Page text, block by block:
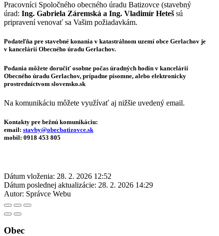
Pracovníci Spoločného obecného úradu Batizovce (stavebný
úrad: Ing. Gabriela Záremská a Ing. Vladimír Heteš sú
pripravení venovať sa Vašim požiadavkám.
Podateľňa pre stavebné konania v katastrálnom uzemí obce Gerlachov je
v kancelárií Obecného úradu Gerlachov.
Podania môžete doručiť osobne počas úradných hodín v kancelárií
Obecného úradu Gerlachov, prípadne písomne, alebo elektronicky
prostredníctvom slovensko.sk
Na komunikáciu môžete využívať aj nižšie uvedený email.
Kontakty pre bežnú komunikáciu:
email: stavby@obecbatizovce.sk
mobil: 0918 453 805
Dátum vloženia: 28. 2. 2026 12:52
Dátum poslednej aktualizácie: 28. 2. 2026 14:29
Autor: Správce Webu
Obec